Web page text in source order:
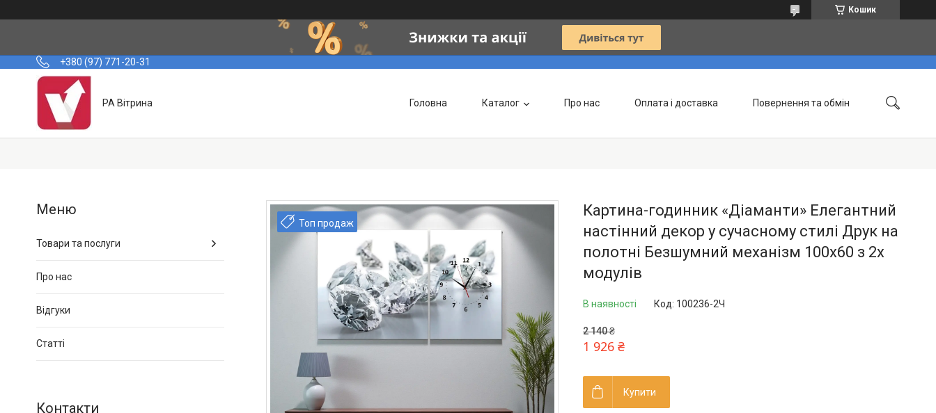
Кошик
+380 (97) 771-20-31
РА Вітрина Головна Каталог Про нас Оплата і доставка Повернення та обмін
Топ продаж
Картина-годинник «Діаманти» Елегантний
настінний декор у сучасному стилі Друк на
полотні Безшумний механізм 100х60 з 2х
модулів
В наявності Код: 100236-2Ч
2 140 ₴
1 926 ₴
Купити
Товари та послуги
Про нас
Відгуки
Статті